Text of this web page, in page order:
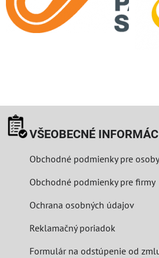
VŠEOBECNÉ
Obchodné podmienky pre osoby
Obchodné podmienky pre firmy
Ochrana osobných údajov
Reklamačný poriadok
Formulár na odstúpenie od